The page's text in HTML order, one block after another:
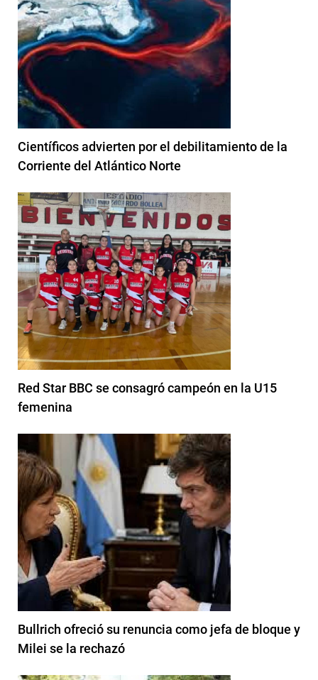
Científicos advierten por el debilitamiento de la
Corriente del Atlántico Norte
Red Star BBC se consagró campeón en la U15
femenina
Bullrich ofreció su renuncia como jefa de bloque y
Milei se la rechazó